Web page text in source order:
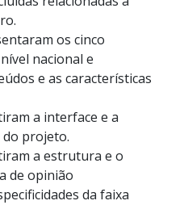
os cinco
nacional e
e as características
a interface e a
projeto.
a estrutura e o
de opinião
da faixa